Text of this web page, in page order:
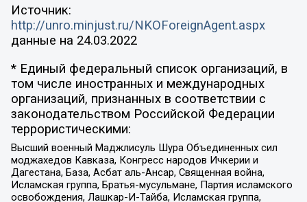
Источник:
http://unro.minjust.ru/NKOForeignAgent.aspx
данные на 24.03.2022
* Единый федеральный список организаций, в
том числе иностранных и международных
организаций, признанных в соответствии с
законодательством Российской Федерации
террористическими:
Высший военный Маджлисуль Шура Объединенных сил
моджахедов Кавказа, Конгресс народов Ичкерии и
Дагестана, База, Асбат аль-Ансар, Священная война,
Исламская группа, Братья-мусульмане, Партия исламского
освобождения, Лашкар-И-Тайба, Исламская группа,